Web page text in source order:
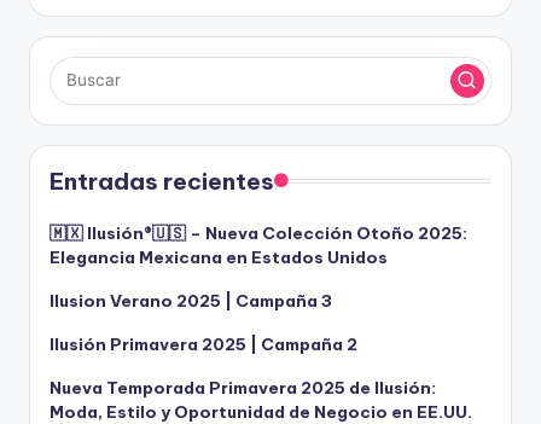
Entradas recientes
🇲🇽 Ilusión®️🇺🇸 – Nueva Colección Otoño 2025:
Elegancia Mexicana en Estados Unidos
Ilusion Verano 2025 | Campaña 3
Ilusión Primavera 2025 | Campaña 2
Nueva Temporada Primavera 2025 de Ilusión:
Moda, Estilo y Oportunidad de Negocio en EE.UU.